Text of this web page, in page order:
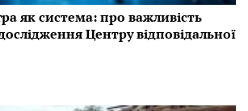
як система: про важливість
Центру відповідальної